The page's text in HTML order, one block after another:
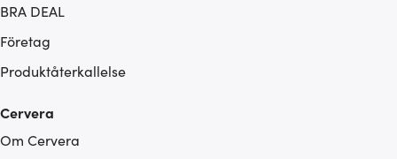
BRA DEAL
Företag
Produktåterkallelse
Cervera
Om Cervera